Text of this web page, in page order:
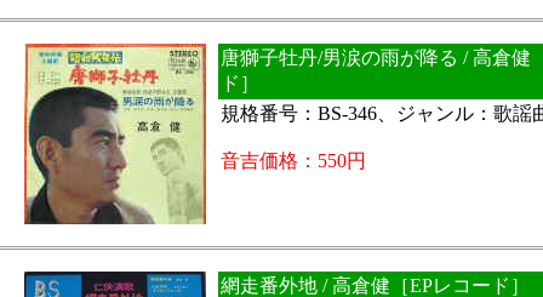
唐獅子牡丹/男涙の雨が降る / 高倉健
ド］
規格番号：BS-346、ジャンル：歌謡
音吉価格：550円
網走番外地 / 高倉健［EPレコード］